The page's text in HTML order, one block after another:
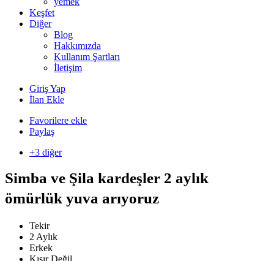
Keşfet
Diğer
Blog
Hakkımızda
Kullanım Şartları
İletişim
Giriş Yap
İlan Ekle
Favorilere ekle
Paylaş
+3 diğer
Simba ve Şila kardeşler 2 aylık
ömürlük yuva arıyoruz
Tekir
2 Aylık
Erkek
Kısır Değil